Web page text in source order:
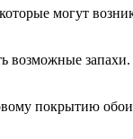
могут
возможные
покрытию